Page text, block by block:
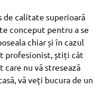
de calitate superioară
conceput pentru a se
chiar și în cazul
profesionist, știți cât
nu vă stresează
vă veți bucura de un